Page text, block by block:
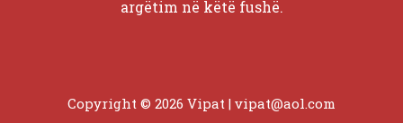
argëtim në këtë fushë.
Copyright © 2026 Vipat | vipat@aol.com